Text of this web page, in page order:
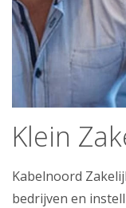
Klein
Kabelnoord
bedrijven en